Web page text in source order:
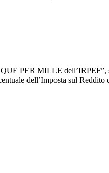
PER MILLE
dell’Imposta sul